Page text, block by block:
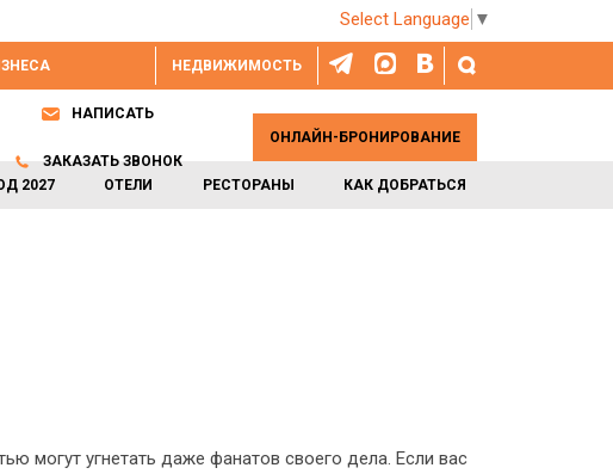
Select Language ▼
НЕДВИЖИМОСТЬ
2027 ОТЕЛИ РЕСТОРАНЫ КАК ДОБРАТЬСЯ
НАПИСАТЬ
ЗАКАЗАТЬ ЗВОНОК
ОНЛАЙН-БРОНИРОВАНИЕ
могут угнетать даже фанатов своего дела. Если вас